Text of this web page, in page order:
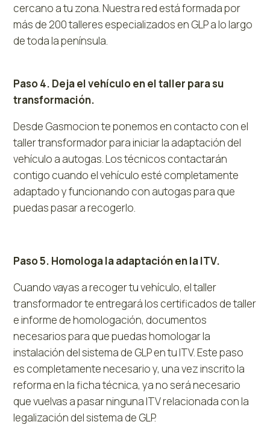
cercano a tu zona. Nuestra red está formada por
más de 200 talleres especializados en GLP a lo largo
de toda la península.
Paso 4. Deja el vehículo en el taller para su
transformación.
Desde Gasmocion te ponemos en contacto con el
taller transformador para iniciar la adaptación del
vehículo a autogas. Los técnicos contactarán
contigo cuando el vehículo esté completamente
adaptado y funcionando con autogas para que
puedas pasar a recogerlo.
Paso 5. Homologa la adaptación en la ITV.
Cuando vayas a recoger tu vehículo, el taller
transformador te entregará los certificados de taller
e informe de homologación, documentos
necesarios para que puedas homologar la
instalación del sistema de GLP en tu ITV. Este paso
es completamente necesario y, una vez inscrito la
reforma en la ficha técnica, ya no será necesario
que vuelvas a pasar ninguna ITV relacionada con la
legalización del sistema de GLP.